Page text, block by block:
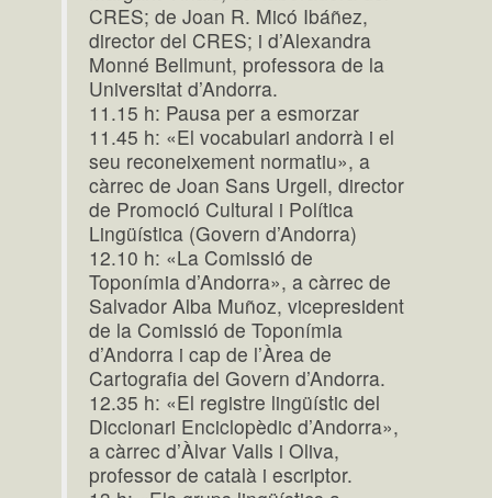
CRES; de Joan R. Micó Ibáñez,
director del CRES; i d’Alexandra
Monné Bellmunt, professora de la
Universitat d’Andorra.
11.15 h: Pausa per a esmorzar
11.45 h: «El vocabulari andorrà i el
seu reconeixement normatiu», a
càrrec de Joan Sans Urgell, director
de Promoció Cultural i Política
Lingüística (Govern d’Andorra)
12.10 h: «La Comissió de
Toponímia d’Andorra», a càrrec de
Salvador Alba Muñoz, vicepresident
de la Comissió de Toponímia
d’Andorra i cap de l’Àrea de
Cartografia del Govern d’Andorra.
12.35 h: «El registre lingüístic del
Diccionari Enciclopèdic d’Andorra»,
a càrrec d’Àlvar Valls i Oliva,
professor de català i escriptor.